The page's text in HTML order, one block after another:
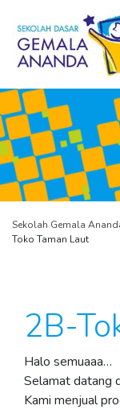
Sekolah Gemala
Toko Taman Laut
2B-
Halo semuaaa…
Selamat datang
Kami menjual